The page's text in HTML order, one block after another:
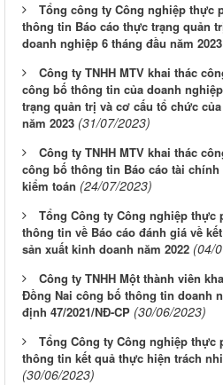
Tổng công ty Công nghiệp thực
thông tin Báo cáo thực trạng quản
doanh nghiệp 6 tháng đầu năm 2023
Công ty TNHH MTV khai thác
công bố thông tin của doanh
trạng quản trị và cơ cấu tổ chức
năm 2023 (31/07/2023)
Công ty TNHH MTV khai thác
công bố thông tin Báo cáo tài chính
kiểm toán (24/07/2023)
Tổng Công ty Công nghiệp thực
thông tin về Báo cáo đánh giá về
sản xuất kinh doanh năm 2022 (04/
Công ty TNHH Một thành viên
Đồng Nai công bố thông tin doanh
định 47/2021/NĐ-CP (30/06/2023)
Tổng Công ty Công nghiệp thực
thông tin kết quả thực hiện trách
(30/06/2023)